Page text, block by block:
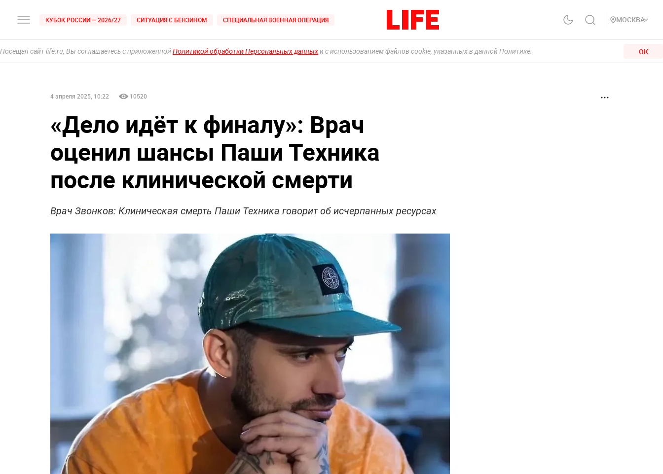
КУБОК РОССИИ — 2026/27 СИТУАЦИЯ С БЕНЗИНОМ СПЕЦИАЛЬНАЯ ВОЕННАЯ ОПЕРАЦИЯ МОСКВА
Посещая сайт life.ru, Вы соглашаетесь с приложеннойПолитикой обработки Персональных данныхи с использованием файлов cookie, указанных в данной Политике. ОК
4 апреля 2025, 10:22 10520
«Дело идёт к финалу»: Врач
оценил шансы Паши Техника
после клинической смерти
Врач Звонков: Клиническая смерть Паши Техника говорит об исчерпанных ресурсах